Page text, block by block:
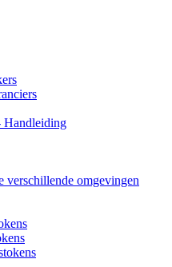
Handleiding
verschillende omgevingen